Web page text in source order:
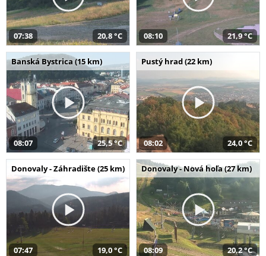
07:38 20,8 °C 08:10 21,9 °C
Banská Bystrica (15 km)
08:07 25,5 °C
Pustý hrad (22 km)
08:02 24,0 °C
Donovaly - Záhradište (25 km)
07:47 19,0 °C
Donovaly - Nová hoľa (27 km)
08:09 20,2 °C